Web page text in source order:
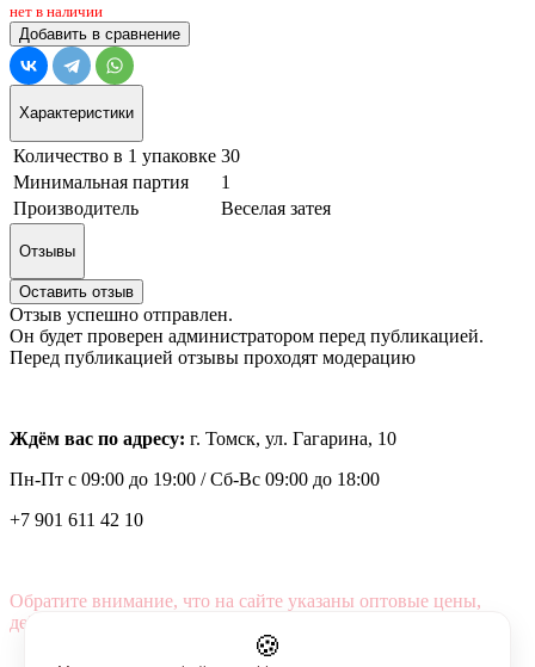
нет в наличии
Добавить в сравнение
Характеристики
Количество в 1 упаковке 30
Минимальная партия
1
Производитель
Веселая затея
Отзывы
Оставить отзыв
Отзыв успешно отправлен.
Он будет проверен администратором перед публикацией.
Перед публикацией отзывы проходят модерацию
Ждём вас по адресу: г. Томск, ул. Гагарина, 10
Пн-Пт с 09:00 до 19:00 /Сб-Вс 09:00 до 18:00
+7 901 611 42 10
Обратите внимание, что на сайте указаны оптовые цены,
действующие при первом заказе от 3000 рублей.
🍪